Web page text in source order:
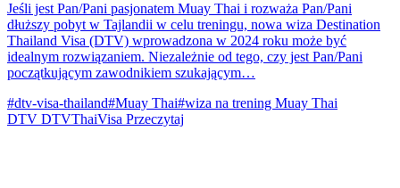
Jeśli jest Pan/Pani pasjonatem Muay Thai i rozważa Pan/Pani
dłuższy pobyt w Tajlandii w celu treningu, nowa wiza Destination
Thailand Visa (DTV) wprowadzona w 2024 roku może być
idealnym rozwiązaniem. Niezależnie od tego, czy jest Pan/Pani
początkującym zawodnikiem szukającym…
#dtv-visa-thailand#Muay Thai#wiza na trening Muay Thai
DTV DTVThaiVisa Przeczytaj